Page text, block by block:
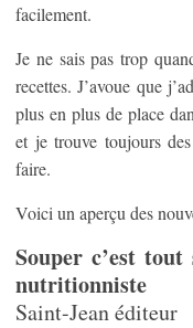
facilement.
Je ne sais pas trop
recettes. J’avoue que
plus en plus de place
et je trouve toujours
faire.
Voici un aperçu des
Souper c’est tout
nutritionniste
Saint-Jean éditeur